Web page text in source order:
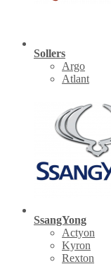
Sollers
Argo
Atlant
SsangYong
Actyon
Kyron
Rexton